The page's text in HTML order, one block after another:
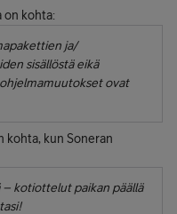
on kohta:
ja/
sisällöstä eikä
ovat
kohta, kun Soneran
kotiottelut paikan päällä